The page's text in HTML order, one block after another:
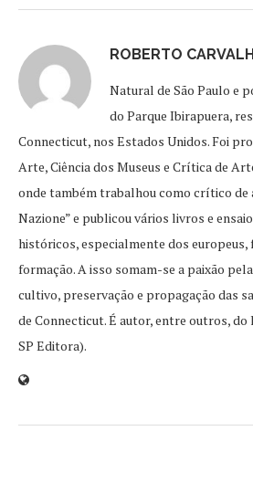
ROBERTO
Natural de São Paulo e
do Parque Ibirapuera,
Connecticut, nos Estados Unidos. Foi
Arte, Ciência dos Museus e Crítica de
onde também trabalhou como crítico de
Nazione” e publicou vários livros e
históricos, especialmente dos europeus,
formação. A isso somam-se a paixão
cultivo, preservação e propagação das
de Connecticut. É autor, entre outros, do
SP Editora).